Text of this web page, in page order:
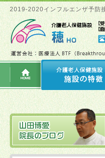
2019-2020インフルエンザ予防